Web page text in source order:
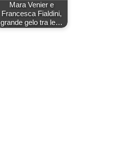
Mara Venier e
Francesca Fialdini,
grande gelo tra le…